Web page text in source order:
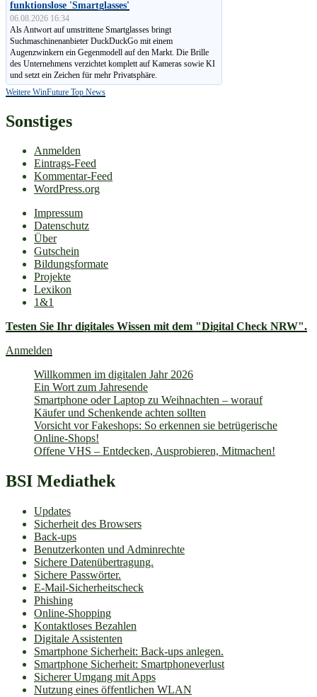
funktionslose 'Smartglasses'
06.08.2026 16:34
Als Antwort auf umstrittene Smartglasses bringt
Suchmaschinen­anbieter DuckDuckGo mit einem
Augenzwinkern ein Gegenmodell auf den Markt. Die Brille
des Unternehmens verzichtet komplett auf Kameras sowie KI
und setzt ein Zeichen für mehr Privatsphäre.
Weitere WinFuture Top News
Sonstiges
Anmelden
Eintrags-Feed
Kommentar-Feed
WordPress.org
Impressum
Datenschutz
Über
Gutschein
Bildungsformate
Projekte
Lexikon
1&1
Testen Sie Ihr digitales Wissen mit dem "Digital Check NRW".
Anmelden
Willkommen im digitalen Jahr 2026
Ein Wort zum Jahresende
Smartphone oder Laptop zu Weihnachten – worauf
Käufer und Schenkende achten sollten
Vorsicht vor Fakeshops: So erkennen sie betrügerische
Online-Shops!
Offene VHS – Entdecken, Ausprobieren, Mitmachen!
BSI Mediathek
Updates
Sicherheit des Browsers
Back-ups
Benutzerkonten und Adminrechte
Sichere Datenübertragung.
Sichere Passwörter.
E-Mail-Sicherheitscheck
Phishing
Online-Shopping
Kontaktloses Bezahlen
Digitale Assistenten
Smartphone Sicherheit: Back-ups anlegen.
Smartphone Sicherheit: Smartphoneverlust
Sicherer Umgang mit Apps
Nutzung eines öffentlichen WLAN